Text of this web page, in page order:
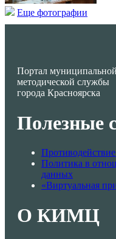
Еще фотографии
Портал муниципальной
методической службы
города Красноярска
Полезные
Политика в
данных
«Виртуальная
О КИМЦ